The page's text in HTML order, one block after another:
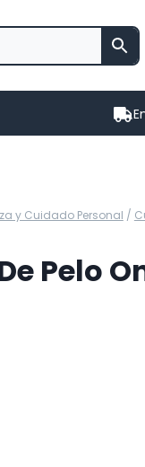
y Cuidado Personal /
Pelo